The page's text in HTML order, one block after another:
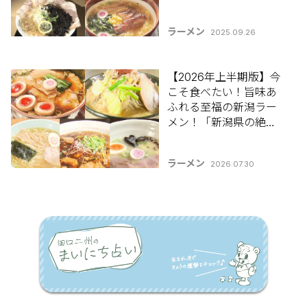
集2025】
ラーメン 2025.09.26
【2026年上半期版】今
こそ食べたい！旨味あ
ふれる至福の新潟ラー
メン！「新潟県の絶品
ラーメン 2026.07.30